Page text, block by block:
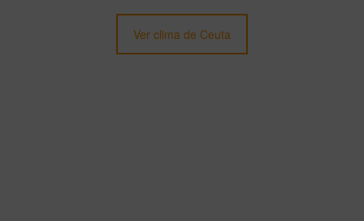
Ver clima de Ceuta